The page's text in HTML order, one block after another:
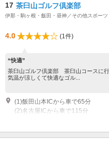
17 茶臼山ゴルフ倶楽部
伊那・駒ヶ根・飯田・昼神／その他スポーツ
4.0 (1件)
“快適”
茶臼山ゴルフ倶楽部 茶臼山コースに
気温が涼しくて快適なゴル...
(1)飯田山本ICから車で65分
(2)名古屋ICから車で115分